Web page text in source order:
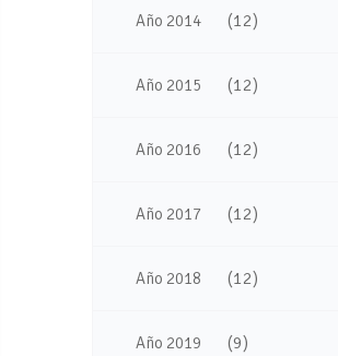
Año 2014 (12)
Año 2015 (12)
Año 2016 (12)
Año 2017 (12)
Año 2018 (12)
Año 2019 (9)